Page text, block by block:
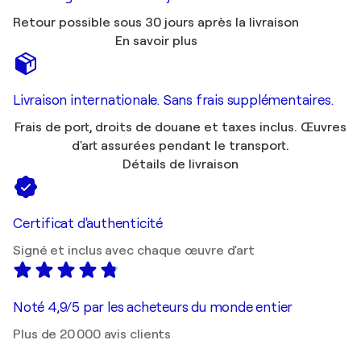
Retour possible sous 30 jours après la livraison
En savoir plus
Livraison internationale. Sans frais supplémentaires.
Frais de port, droits de douane et taxes inclus. Œuvres
d'art assurées pendant le transport.
Détails de livraison
Certificat d'authenticité
Signé et inclus avec chaque œuvre d'art
Noté 4,9/5 par les acheteurs du monde entier
Plus de 20 000 avis clients